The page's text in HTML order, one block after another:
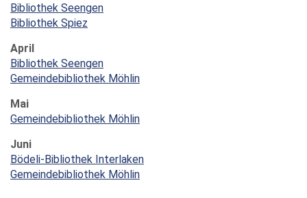
Bibliothek Seengen
Bibliothek Spiez
April
Bibliothek Seengen
Gemeindebibliothek Möhlin
Mai
Gemeindebibliothek Möhlin
Juni
Bödeli-Bibliothek Interlaken
Gemeindebibliothek Möhlin